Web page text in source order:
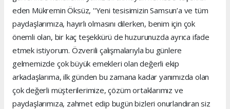
eden Mükremin Öksüz, ''Yeni tesisimizin Samsun’a ve tüm
paydaşlarımıza, hayırlı olmasını dilerken, benim için çok
önemli olan, bir kaç teşekkürü de huzurunuzda ayrıca ifade
etmek istiyorum. Özverili çalışmalarıyla bu günlere
gelmemizde çok büyük emekleri olan değerli ekip
arkadaşlarıma, ilk günden bu zamana kadar yanımızda olan
çok değerli müşterilerimize, çözüm ortaklarımız ve
paydaşlarımıza, zahmet edip bugün bizleri onurlandıran siz